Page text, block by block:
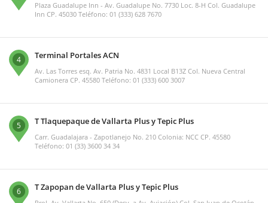
Plaza Guadalupe Inn - Av. Guadalupe No. 7730 Loc. 8-H Col. Guadalupe
Inn CP. 45030 Teléfono: 01 (333) 628 7670
4 Terminal Portales ACN
Av. Las Torres esq. Av. Patria No. 4831 Local B13Z Col. Nueva Central
Camionera CP. 45580 Teléfono: 01 (333) 600 3007
5 T Tlaquepaque de Vallarta Plus y Tepic Plus
Carr. Guadalajara - Zapotlanejo No. 210 Colonia: NCC CP. 45580
Teléfono: 01 (33) 3600 34 34
6 T Zapopan de Vallarta Plus y Tepic Plus